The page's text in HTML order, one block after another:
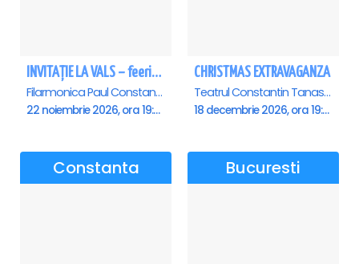
INVITAȚIE LA VALS – feerie de bal în paşi de dans - Ploiesti
Filarmonica Paul Constantinescu, Ploiesti
22 noiembrie 2026, ora 19:00
CHRISTMAS EXTRAVAGANZA
Teatrul Constantin Tanase - Sala Savoy, Bucuresti
18 decembrie 2026, ora 19:00
Constanta Bucuresti